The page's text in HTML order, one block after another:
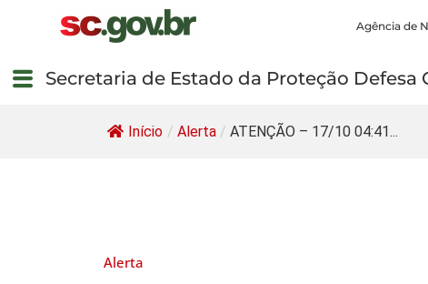
Agência de
Secretaria de Estado da Proteção Defesa
Início / Alerta / ATENÇÃO – 17/10 04:41...
Alerta